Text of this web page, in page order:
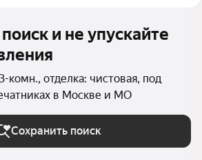
и не упускайте
комн., отделка: чистовая, под
в Москве и МО
Сохранить поиск